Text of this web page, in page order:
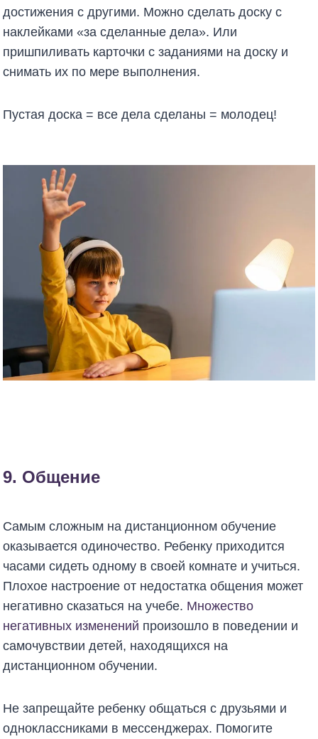
достижения с другими. Можно сделать доску с
наклейками «за сделанные дела». Или
пришпиливать карточки с заданиями на доску и
снимать их по мере выполнения.
Пустая доска = все дела сделаны = молодец!
9. Общение
Самым сложным на дистанционном обучение
оказывается одиночество. Ребенку приходится
часами сидеть одному в своей комнате и учиться.
Плохое настроение от недостатка общения может
негативно сказаться на учебе. Множество
негативных изменений произошло в поведении и
самочувствии детей, находящихся на
дистанционном обучении.
Не запрещайте ребенку общаться с друзьями и
одноклассниками в мессенджерах. Помогите